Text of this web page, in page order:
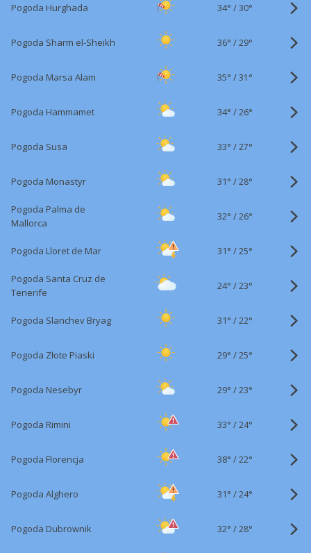
Pogoda Hurghada 34° /30°
Pogoda Sharm el-Sheikh 36° /29°
Pogoda Marsa Alam 35° /31°
Pogoda Hammamet 34° /26°
Pogoda Susa 33° /27°
Pogoda Monastyr 31° /28°
Pogoda Palma de
Mallorca
32° /26°
Pogoda Lloret de Mar 31° /25°
Pogoda Santa Cruz de
Tenerife
24° /23°
Pogoda Slanchev Bryag 31° /22°
Pogoda Złote Piaski 29° /25°
Pogoda Nesebyr 29° /23°
Pogoda Rimini 33° /24°
Pogoda Florencja 38° /22°
Pogoda Alghero 31° /24°
Pogoda Dubrownik 32° /28°